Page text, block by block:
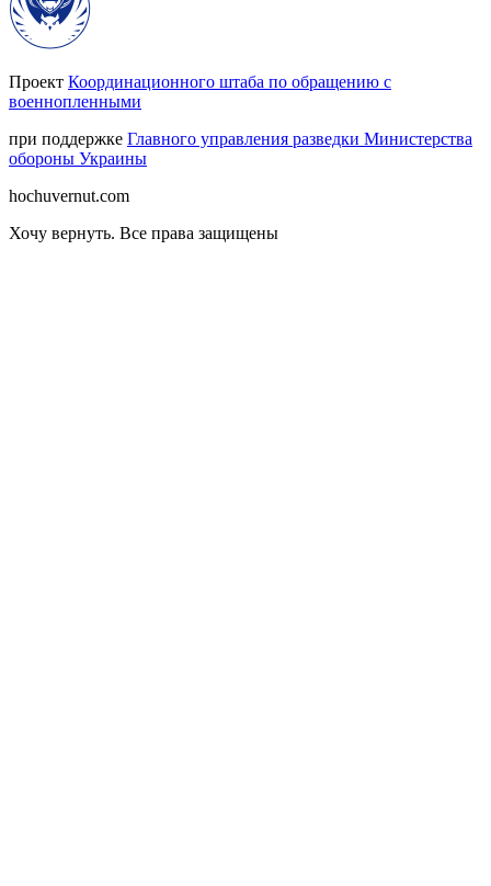
Проект Координационного штаба по обращению с
военнопленными
при поддержке Главного управления разведки Министерства
обороны Украины
hochuvernut.com
Хочу вернуть. Все права защищены